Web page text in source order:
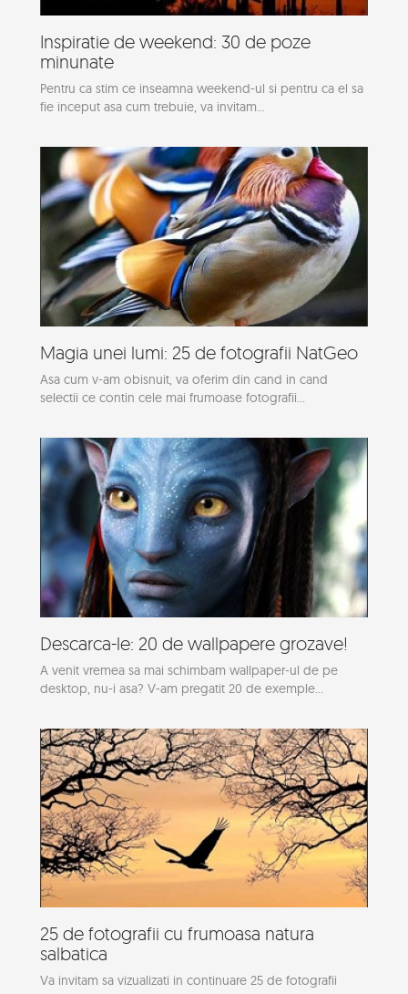
Inspiratie de weekend: 30 de poze
minunate
Pentru ca stim ce inseamna weekend-ul si pentru ca el sa
fie inceput asa cum trebuie, va invitam...
Magia unei lumi: 25 de fotografii NatGeo
Asa cum v-am obisnuit, va oferim din cand in cand
selectii ce contin cele mai frumoase fotografii...
Descarca-le: 20 de wallpapere grozave!
A venit vremea sa mai schimbam wallpaper-ul de pe
desktop, nu-i asa? V-am pregatit 20 de exemple...
25 de fotografii cu frumoasa natura
salbatica
Va invitam sa vizualizati in continuare 25 de fotografii